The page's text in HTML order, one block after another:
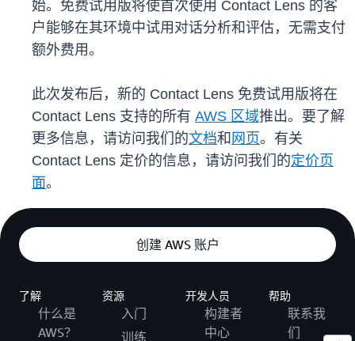
始。免费试用版将使首次使用 Contact Lens 的客
户能够在其环境中试用对话分析和评估，无需支付
额外费用。
此次发布后，新的 Contact Lens 免费试用版将在
Contact Lens 支持的所有 AWS 区域推出。要了解
更多信息，请访问我们的文档和 网页。有关
Contact Lens 定价的信息，请访问我们的定价页
面。
创建 AWS 账户
了解
什么是
AWS？
资源
入门
训练
开发人员
构建者
中心
帮助
联系我
们